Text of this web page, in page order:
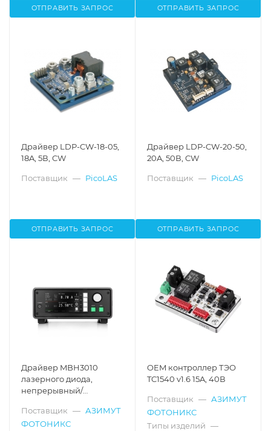
ОТПРАВИТЬ ЗАПРОС ОТПРАВИТЬ ЗАПРОС
Драйвер LDP-CW-18-05,
18A, 5В, CW
Поставщик — PicoLAS
ОТПРАВИТЬ ЗАПРОС
Драйвер LDP-CW-20-50,
20A, 50В, CW
Поставщик — PicoLAS
ОТПРАВИТЬ ЗАПРОС
Драйвер MBH3010
лазерного диода,
непрерывный/
режим, 30 А, 10 В
Поставщик — АЗИМУТ
ФОТОНИКС
OEM контроллер ТЭО
TC1540 v1.6 15A, 40В
Поставщик — АЗИМУТ
ФОТОНИКС
Типы изделий —